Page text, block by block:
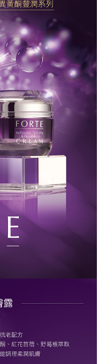
使用無須另外申請。
動跳轉到大哥付的交易
截止日，確認付款後即完
確認頁面所載為準。
未通過，訂單將自動取
付你分期系統評分，恕無
月結算日後寄送繳費提
灣大直營門市／銀行轉
稱本公司）所提供，讓
由商店將買賣／分期付款
繳交帳款。
的，商店將以您的個人
進項蒐集、處理及利用，
核對及更正。
userRule
付方式。 讓您購物簡單
轉至「AFTEE先享後付」
結帳。
連結，可透過四大超商／
易完成。
您需要取消訂單，請聯絡
有效，需透過AFTEE先享
面顯示為準，若有關於
請聯繫「AFTEE先享後付
support/home
先享後付」服務完成之交
交易相關給付款項請求債
人之同意方可使用
失，本公司不負相關責
之用戶狀況，依本公司即
於會員專區綁定中華電信
費金額 (1點等於1元)。